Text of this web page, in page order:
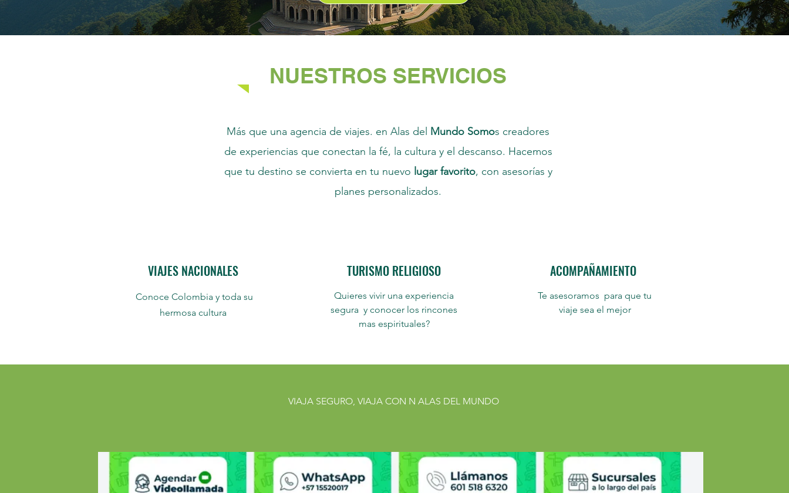
NUESTROS SERVICIOS
Más que una agencia de viajes. en Alas del Mundo Somos creadores
de experiencias que conectan la fé, la cultura y el descanso. Hacemos
que tu destino se convierta en tu nuevo lugar favorito, con asesorías y
planes personalizados.
VIAJES NACIONALES
Conoce Colombia y toda su
hermosa cultura
TURISMO RELIGIOSO
Quieres vivir una experiencia
segura y conocer los rincones
mas espirituales?
ACOMPAÑAMIENTO
Te asesoramos para que tu
viaje sea el mejor
VIAJA SEGURO, VIAJA CON N ALAS DEL MUNDO